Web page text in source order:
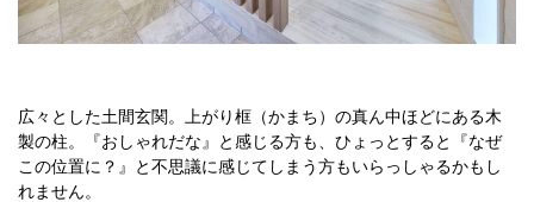
広々とした土間玄関。上がり框（かまち）の真ん中ほどにある木
製の柱。『おしゃれだな』と感じる方も、ひょっとすると『なぜ
この位置に？』と不思議に感じてしまう方もいらっしゃるかもし
れません。